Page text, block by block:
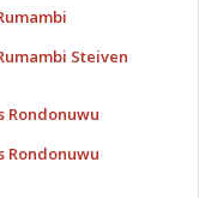
Steiven
Rondonuwu
Rondonuwu